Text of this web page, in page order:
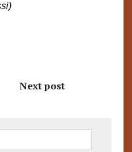
Next post